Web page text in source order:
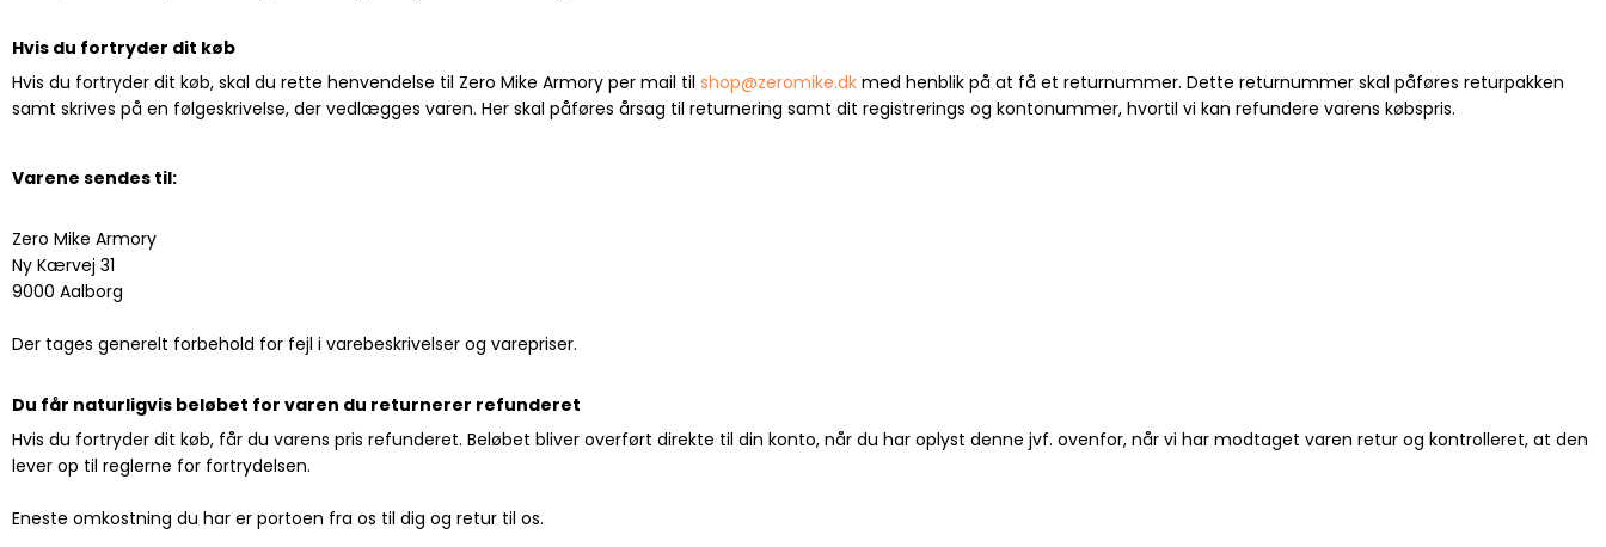
Hvis du fortryder dit køb
Hvis du fortryder dit køb, skal du rette henvendelse til Zero Mike Armory per mail til shop@zeromike.dk med henblik på at få et returnummer. Dette returnummer skal påføres returpakken
samt skrives på en følgeskrivelse, der vedlægges varen. Her skal påføres årsag til returnering samt dit registrerings og kontonummer, hvortil vi kan refundere varens købspris.
Varene sendes til:
Zero Mike Armory
Ny Kærvej 31
9000 Aalborg
Der tages generelt forbehold for fejl i varebeskrivelser og varepriser.
Du får naturligvis beløbet for varen du returnerer refunderet
Hvis du fortryder dit køb, får du varens pris refunderet. Beløbet bliver overført direkte til din konto, når du har oplyst denne jvf. ovenfor, når vi har modtaget varen retur og kontrolleret, at den
lever op til reglerne for fortrydelsen.
Eneste omkostning du har er portoen fra os til dig og retur til os.